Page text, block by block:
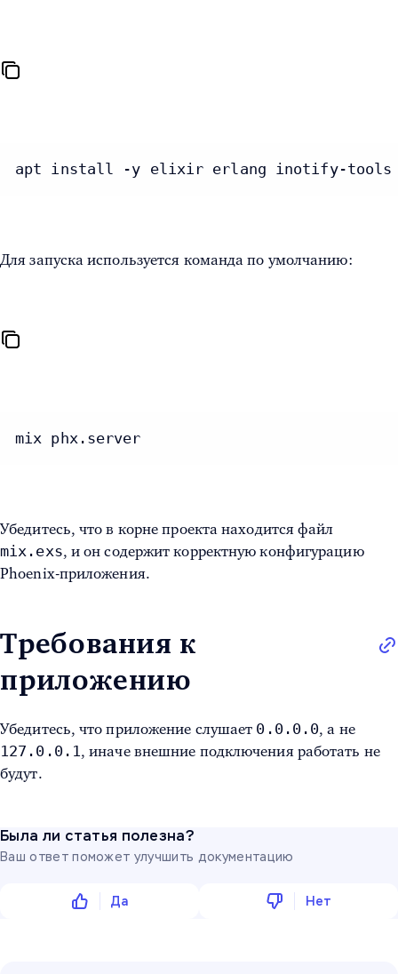
apt install -y elixir erlang inotify-tools
Для запуска используется команда по умолчанию:
mix phx.server
Убедитесь, что в корне проекта находится файл
mix.exs, и он содержит корректную конфигурацию
Phoenix-приложения.
Требования к
приложению
Убедитесь, что приложение слушает 0.0.0.0, а не
127.0.0.1, иначе внешние подключения работать не
будут.
Была ли статья полезна?
Ваш ответ поможет улучшить документацию
Да Нет